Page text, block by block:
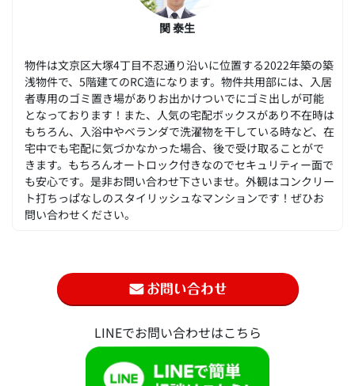
関 泰生
物件は文京区大塚4丁目不忍通り沿いに位置する2022年築の築
浅物件で、5階建てのRC造になります。物件共用部には、入居
者専用のゴミ置き場がありお出かけついでにゴミ出しが可能
となっております！また、人気の宅配ボックスがあり不在時は
もちろん、入浴中やベランダで洗濯物を干している時など、在
宅中でも宅配に気づかなかった場合、後で受け取ることがで
きます。もちろんオートロック付きなのでセキュリティー面で
も安心です。是非お問い合わせ下さいませ。外観はコンクリー
ト打ちっぱなしのスタイリッシュなマンションです！ぜひお
問い合わせください。
LINEでお問い合わせはこちら